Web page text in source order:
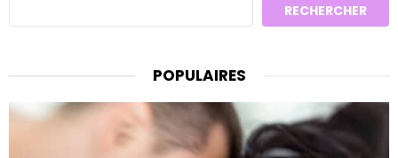
RECHERCHER
POPULAIRES